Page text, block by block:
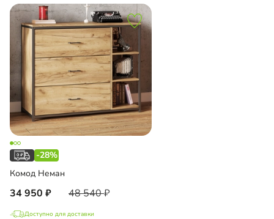
-28%
Комод Неман
34 950 48 540
Доступно для доставки